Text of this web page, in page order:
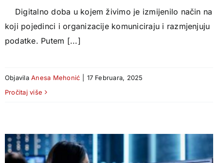
Digitalno doba u kojem živimo je izmijenilo način na
koji pojedinci i organizacije komuniciraju i razmjenjuju
podatke. Putem [...]
ObjavilaAnesa Mehonić
17 Februara, 2025
Pročitaj više